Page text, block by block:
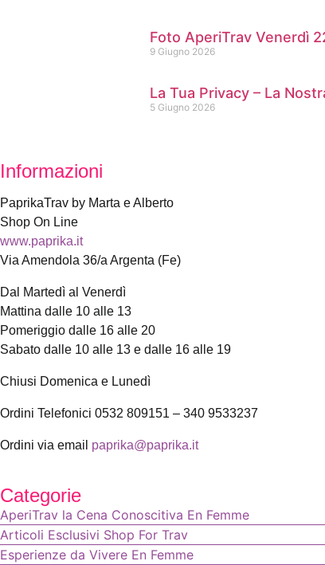
Foto AperiTrav Venerdì
9 Giugno 2026
La Tua Privacy – La
5 Giugno 2026
Informazioni
PaprikaTrav by Marta e Alberto
Shop On Line
www.paprika.it
Via Amendola 36/a Argenta (Fe)
Dal Martedì al Venerdì
Mattina dalle 10 alle 13
Pomeriggio dalle 16 alle 20
Sabato dalle 10 alle 13 e dalle 16 alle 19
Chiusi Domenica e Lunedì
Ordini Telefonici 0532 809151 – 340 9533237
Ordini via email paprika@paprika.it
Categorie
AperiTrav la Cena Conoscitiva En Femme
Articoli Esclusivi Shop For Trav
Esperienze da Vivere En Femme